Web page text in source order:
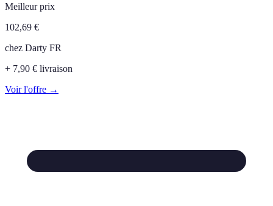
Meilleur prix
102,69 €
chez Darty FR
+ 7,90 € livraison
Voir l'offre →